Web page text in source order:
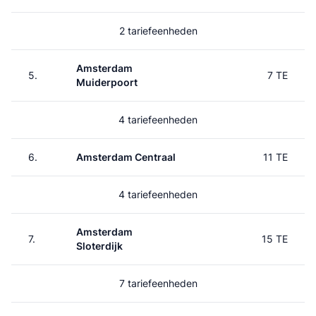
2 tariefeenheden
5.
Amsterdam
Muiderpoort
7 TE
4 tariefeenheden
6. Amsterdam Centraal 11 TE
4 tariefeenheden
7.
Amsterdam
Sloterdijk
15 TE
7 tariefeenheden